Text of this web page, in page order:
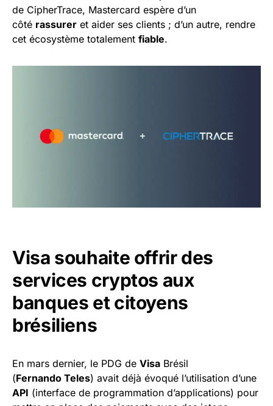
de CipherTrace, Mastercard espère d’un
côté rassurer et aider ses clients ; d’un autre, rendre
cet écosystème totalement fiable.
Visa souhaite offrir des
services cryptos aux
banques et citoyens
brésiliens
En mars dernier, le PDG de Visa Brésil
(Fernando Teles) avait déjà évoqué l’utilisation d’une
API (interface de programmation d’applications) pour